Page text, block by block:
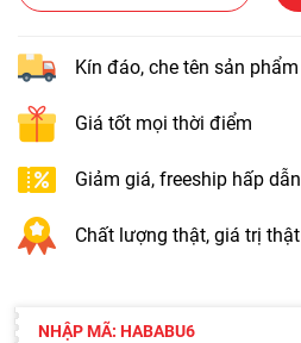
Kín đáo, che tên sản phẩm
Giá tốt mọi thời điểm
Giảm giá, freeship hấp dẫn
Chất lượng thật, giá trị thật
NHẬP MÃ: HABABU6